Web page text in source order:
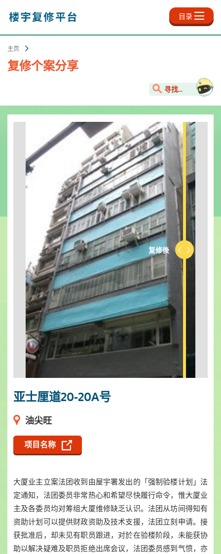
内
目录
主页
复修个案分享
寻找...
复修後
亚士厘道20-20A号
油尖旺
项目名称
大厦业主立案法团收到由屋宇署发出的「强制验楼计划」法
定通知，法团委员非常热心和希望尽快履行命令，惟大厦业
主及各委员均对筹组大厦维修缺乏认识。法团从坊间得知有
资助计划可以提供财政资助及技术支援，法团立刻申请。接
获批准后，却未见有职员跟进，对於在验楼阶段，未能获协
助以解决疑难及职员拒绝出席会议，法团委员感到气愤，亦